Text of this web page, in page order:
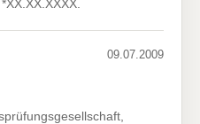
09.07.2009